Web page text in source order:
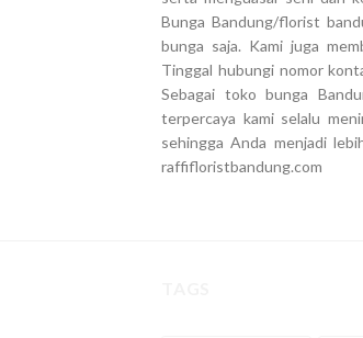
Bunga Bandung/florist
bunga saja. Kami juga
Tinggal hubungi nomor
Sebagai toko bunga
terpercaya kami selalu
sehingga Anda menjadi
raffifloristbandung.com